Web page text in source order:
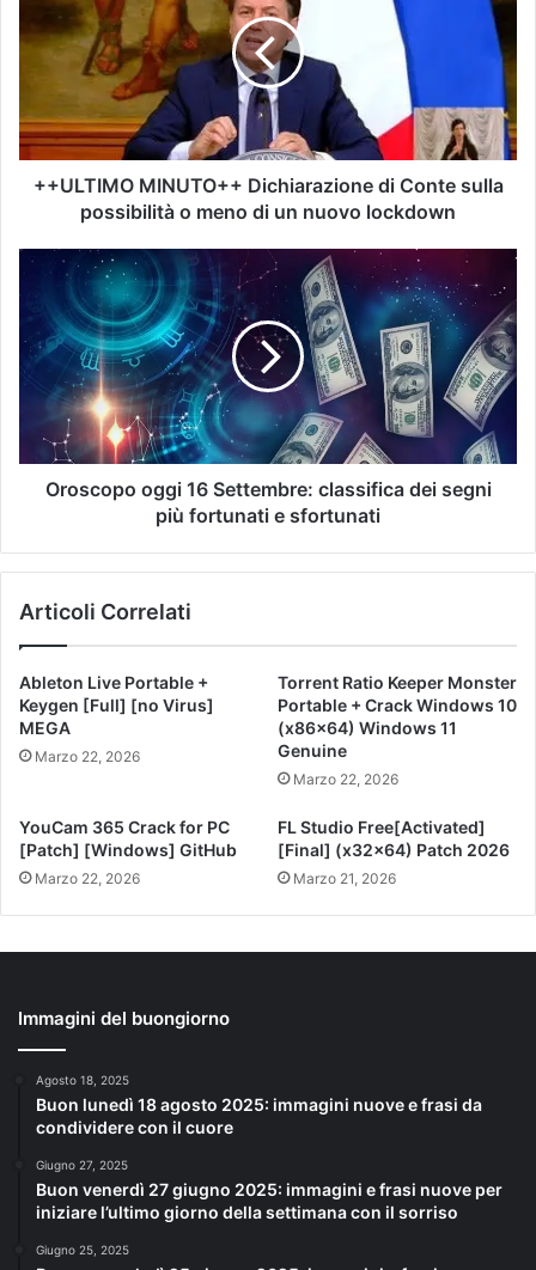
++ULTIMO MINUTO++ Dichiarazione di Conte sulla
possibilità o meno di un nuovo lockdown
Oroscopo oggi 16 Settembre: classifica dei segni
più fortunati e sfortunati
Articoli Correlati
Ableton Live Portable +
Keygen [Full] [no Virus]
MEGA
Marzo 22, 2026
Torrent Ratio Keeper Monster
Portable + Crack Windows 10
(x86x64) Windows 11
Genuine
Marzo 22, 2026
YouCam 365 Crack for PC
[Patch] [Windows] GitHub
Marzo 22, 2026
FL Studio Free[Activated]
[Final] (x32x64) Patch 2026
Marzo 21, 2026
Immagini del buongiorno
Agosto 18, 2025
Buon lunedì 18 agosto 2025: immagini nuove e frasi da
condividere con il cuore
Giugno 27, 2025
Buon venerdì 27 giugno 2025: immagini e frasi nuove per
iniziare l’ultimo giorno della settimana con il sorriso
Giugno 25, 2025